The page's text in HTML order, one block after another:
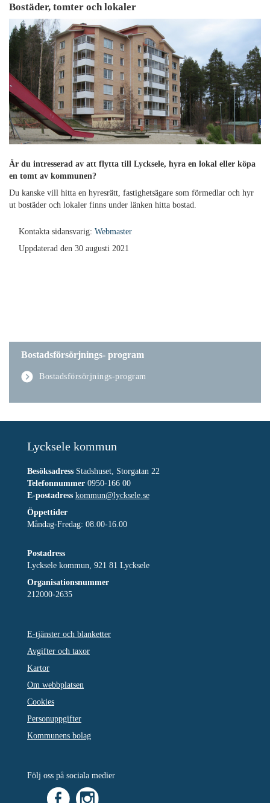
Bostäder, tomter och lokaler
Är du intresserad av att flytta till Lycksele, hyra en lokal eller köpa
en tomt av kommunen?
Du kanske vill hitta en hyresrätt, fastighetsägare som förmedlar och hyr
ut bostäder och lokaler finns under länken hitta bostad.
Kontakta sidansvarig: Webmaster
Uppdaterad den 30 augusti 2021
Bostadsförsörjnings- program
Bostadsförsörjnings-program
Lycksele kommun
Besöksadress Stadshuset, Storgatan 22
Telefonnummer 0950-166 00
E-postadress kommun@lycksele.se
Öppettider
Måndag-Fredag: 08.00-16.00
Postadress
Lycksele kommun, 921 81 Lycksele
Organisationsnummer
212000-2635
E-tjänster och blanketter
Avgifter och taxor
Kartor
Om webbplatsen
Cookies
Personuppgifter
Kommunens bolag
Följ oss på sociala medier